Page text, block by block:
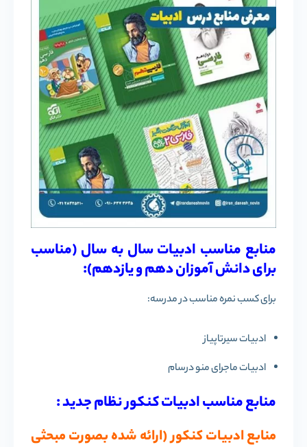
منابع مناسب ادبیات سال به سال (مناسب
برای دانش آموزان دهم و یازدهم):
برای کسب نمره مناسب در مدرسه:
ادبیات سیرتاپیاز
ادبیات ماجرای منو درسام
منابع مناسب ادبیات کنکور نظام جدید :
منابع ادبیات کنکور (ارائه شده بصورت مبحثی